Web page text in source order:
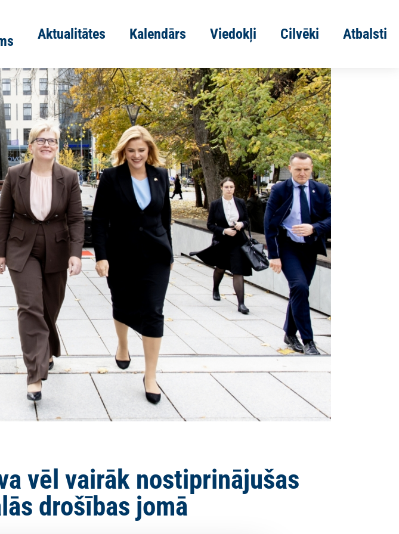
Aktualitātes Kalendārs Viedokļi Cilvēki Atbalsti
vēl vairāk nostiprinājušas
drošības jomā